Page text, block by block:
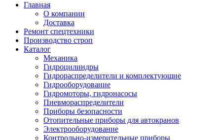
Главная
О компании
Доставка
Ремонт спецтехники
Производство строп
Каталог
Механика
Гидроцилиндры
Гидрораспределители и комплектующие
Гидрооборудование
Гидромоторы, гидронасосы
Пневмораспределители
Приборы безопасности
Отопительные приборы для автокранов
Электрооборудование
Контрольно-измерительные приборы